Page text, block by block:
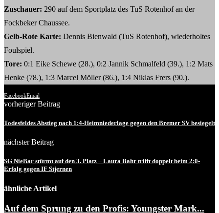
Zuschauer: 290 auf dem Sportplatz des TuS Rotenhof an der
Fockbeker Chaussee.
Gelb-Rote Karte: Dennis Bienwald (TuS Rotenhof), wiederholtes
Foulspiel.
Tore: 0:1 Eike Schewe (28.), 0:2 Jannik Schmalfeld (39.), 1:2 Mats
Henke (78.), 1:3 Marcel Möller (86.), 1:4 Niklas Frers (90.).
FacebookEmail
vorheriger Beitrag
Todesfeldes Abstieg nach 1:4-Heimniederlage gegen den Bremer SV besiegelt
nächster Beitrag
SG NieBar stürmt auf den 3. Platz – Laura Bahr trifft doppelt beim 2:0-
Erfolg gegen IF Stjernen
ähnliche Artikel
Auf dem Sprung zu den Profis: Youngster Mark...